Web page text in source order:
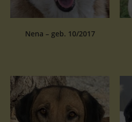
Nena – geb. 10/2017